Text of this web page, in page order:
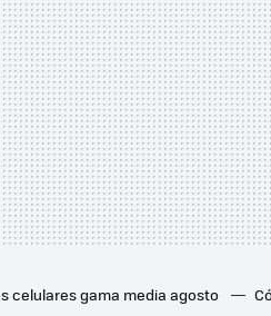
celulares gama media agosto